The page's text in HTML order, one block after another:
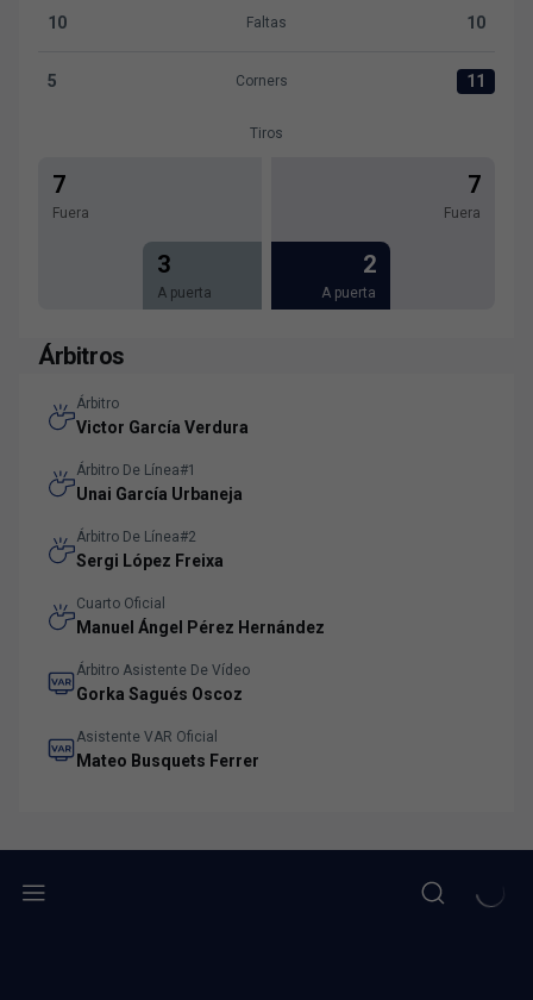
Faltas:CD Lugo 10 versus Levante UD 10
10 Faltas 10
Corners:CD Lugo 5 versus Levante UD 11
5 Corners 11
Tiros
7
Fuera
3
A puerta
7
Fuera
2
A puerta
Árbitros
Árbitro
Victor García Verdura
Árbitro De Línea#1
Unai García Urbaneja
Árbitro De Línea#2
Sergi López Freixa
Cuarto Oficial
Manuel Ángel Pérez Hernández
Árbitro Asistente De Vídeo
Gorka Sagués Oscoz
Asistente VAR Oficial
Mateo Busquets Ferrer